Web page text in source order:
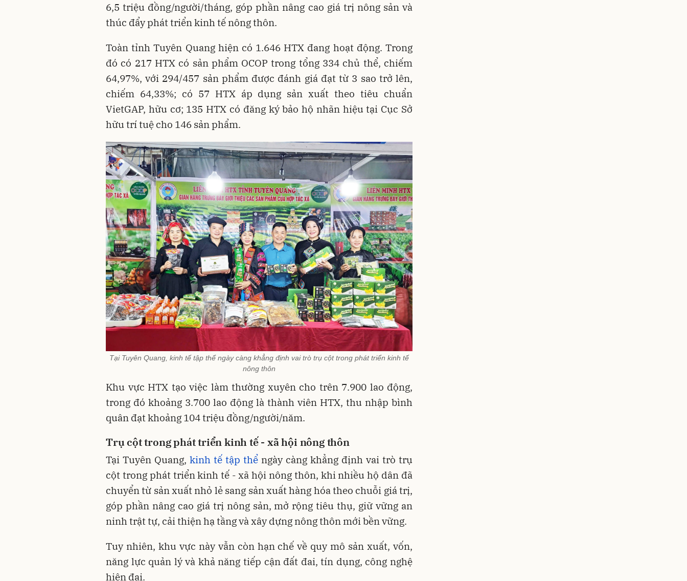
6,5 triệu đồng/người/tháng, góp phần nâng cao giá trị nông sản và
thúc đẩy phát triển kinh tế nông thôn.
Toàn tỉnh Tuyên Quang hiện có 1.646 HTX đang hoạt động. Trong
đó có 217 HTX có sản phẩm OCOP trong tổng 334 chủ thể, chiếm
64,97%, với 294/457 sản phẩm được đánh giá đạt từ 3 sao trở lên,
chiếm 64,33%; có 57 HTX áp dụng sản xuất theo tiêu chuẩn
VietGAP, hữu cơ; 135 HTX có đăng ký bảo hộ nhãn hiệu tại Cục Sở
hữu trí tuệ cho 146 sản phẩm.
Tại Tuyên Quang, kinh tế tập thể ngày càng khẳng định vai trò trụ cột trong phát triển kinh tế
nông thôn
Khu vực HTX tạo việc làm thường xuyên cho trên 7.900 lao động,
trong đó khoảng 3.700 lao động là thành viên HTX, thu nhập bình
quân đạt khoảng 104 triệu đồng/người/năm.
Trụ cột trong phát triển kinh tế - xã hội nông thôn
Tại Tuyên Quang, kinh tế tập thể ngày càng khẳng định vai trò trụ
cột trong phát triển kinh tế - xã hội nông thôn, khi nhiều hộ dân đã
chuyển từ sản xuất nhỏ lẻ sang sản xuất hàng hóa theo chuỗi giá trị,
góp phần nâng cao giá trị nông sản, mở rộng tiêu thụ, giữ vững an
ninh trật tự, cải thiện hạ tầng và xây dựng nông thôn mới bền vững.
Tuy nhiên, khu vực này vẫn còn hạn chế về quy mô sản xuất, vốn,
năng lực quản lý và khả năng tiếp cận đất đai, tín dụng, công nghệ
hiện đại.